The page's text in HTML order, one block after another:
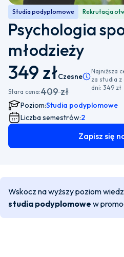
Studia podyplomowe Rekrutacja
Psychologia
młodzieży
349 złCzesnePamiętaj, że
Stara cena:409 zł
Najniższa
za studia
dni: 349 zł
Poziom:Studia podyplomowe
Liczba semestrów:2
Zapisz się
Wskocz na wyższy poziom
studia podyplomowe w